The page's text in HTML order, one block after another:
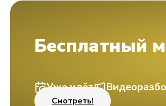
Бесплатный
Уже идёт
Смотреть!